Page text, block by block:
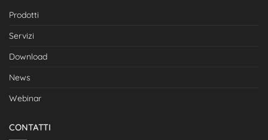
Prodotti
Servizi
Download
News
Webinar
CONTATTI